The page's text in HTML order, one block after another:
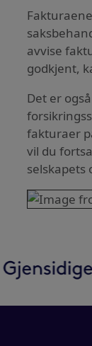
avvise
godkjent,
Det er
fakturaer
vil du
selskapets